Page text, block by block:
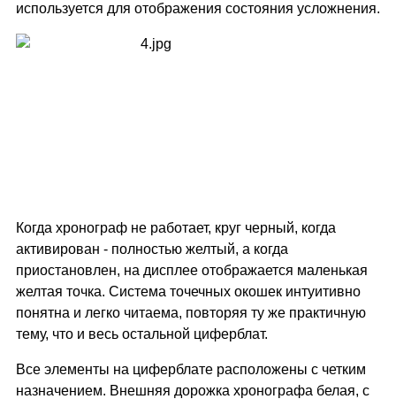
используется для отображения состояния усложнения.
Когда хронограф не работает, круг черный, когда
активирован - полностью желтый, а когда
приостановлен, на дисплее отображается маленькая
желтая точка. Система точечных окошек интуитивно
понятна и легко читаема, повторяя ту же практичную
тему, что и весь остальной циферблат.
Все элементы на циферблате расположены с четким
назначением. Внешняя дорожка хронографа белая, с